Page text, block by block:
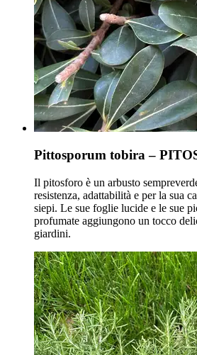
Pittosporum tobira –
Il pitosforo è un arbusto
resistenza, adattabilità e per la sua
siepi. Le sue foglie lucide e le sue
profumate aggiungono un tocco
giardini.